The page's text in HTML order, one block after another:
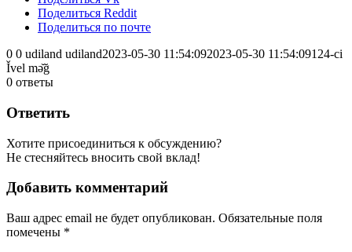
Поделиться Reddit
Поделиться по почте
0 0 udiland udiland2023-05-30 11:54:092023-05-30 11:54:09124-ci
Ǐvel mə̌ğ
0 ответы
Ответить
Хотите присоединиться к обсуждению?
Не стесняйтесь вносить свой вклад!
Добавить комментарий
Ваш адрес email не будет опубликован. Обязательные поля
помечены *